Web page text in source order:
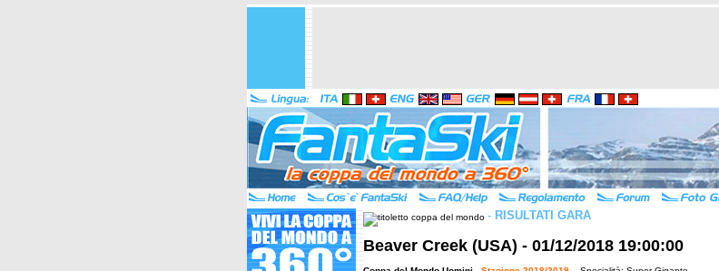
- RISULTATI GARA
Beaver Creek (USA) - 01/12/2018 19:00:00